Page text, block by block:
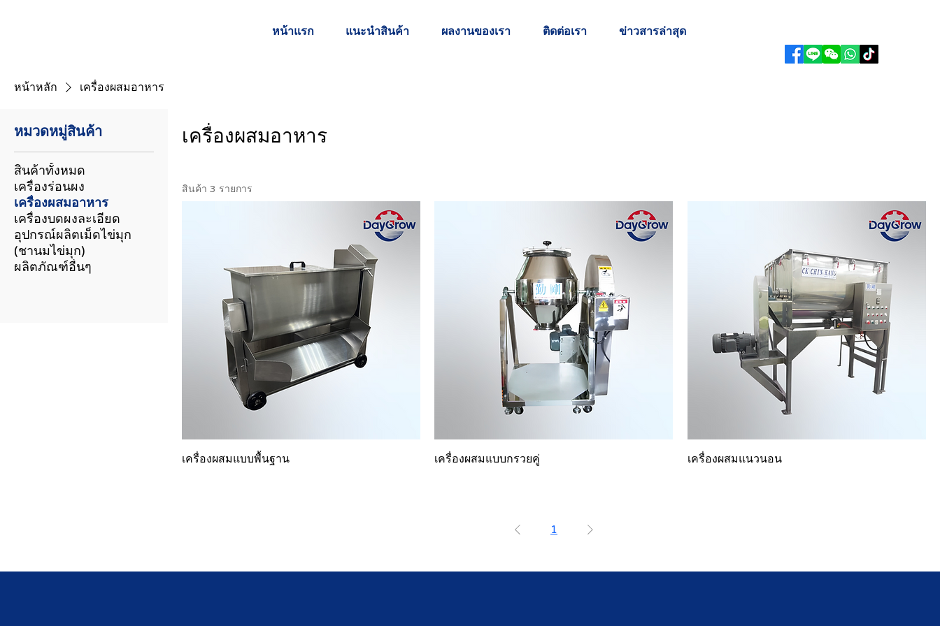
หน้าแรก แนะนำสินค้า ผลงานของเรา ติดต่อเรา ข่าวสารล่าสุด
หน้าหลัก เครื่องผสมอาหาร
หมวดหมู่สินค้า
สินค้าทั้งหมด
เครื่องร่อนผง
เครื่องผสมอาหาร
เครื่องบดผงละเอียด
อุปกรณ์ผลิตเม็ดไข่มุก
(ชานมไข่มุก)
ผลิตภัณฑ์อื่นๆ
เครื่องผสมอาหาร
สินค้า 3 รายการ
เครื่องผสมแบบพื้นฐาน เครื่องผสมแบบกรวยคู่ เครื่องผสมแนวนอน
1